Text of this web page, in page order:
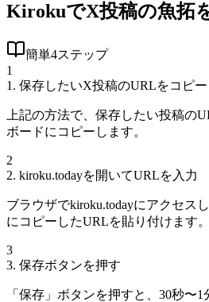
KirokuでX投稿の魚拓
簡単4ステップ
1
1. 保存したいX投稿のURLをコピー
上記の方法で、保存したい投稿の
ボードにコピーします。
2
2. kiroku.todayを開いてURLを入力
ブラウザでkiroku.todayにアクセス
にコピーしたURLを貼り付けます
3
3. 保存ボタンを押す
「保存」ボタンを押すと、30秒〜